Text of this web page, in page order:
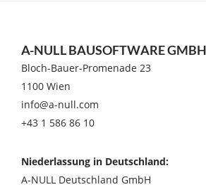
A-NULL BAUSOFTWARE GMBH
Bloch-Bauer-Promenade 23
1100 Wien
info@a-null.com
+43 1 586 86 10
Niederlassung in Deutschland:
A-NULL Deutschland GmbH